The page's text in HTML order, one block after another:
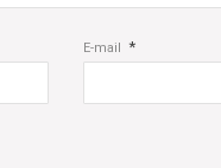
E-mail *